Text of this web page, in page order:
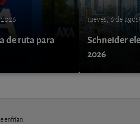
de ruta para
jueves, 6 de
Schneider
2026
enfrían